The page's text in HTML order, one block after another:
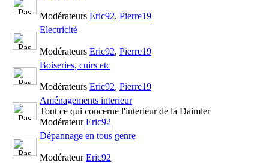
Modérateurs Eric92, Pierre19
Electricité
Modérateurs Eric92, Pierre19
Boiseries, cuirs etc
Modérateurs Eric92, Pierre19
Aménagements interieur
Tout ce qui concerne l'interieur de la Daimler
ModérateurEric92
Dépannage en tous genre
ModérateurEric92